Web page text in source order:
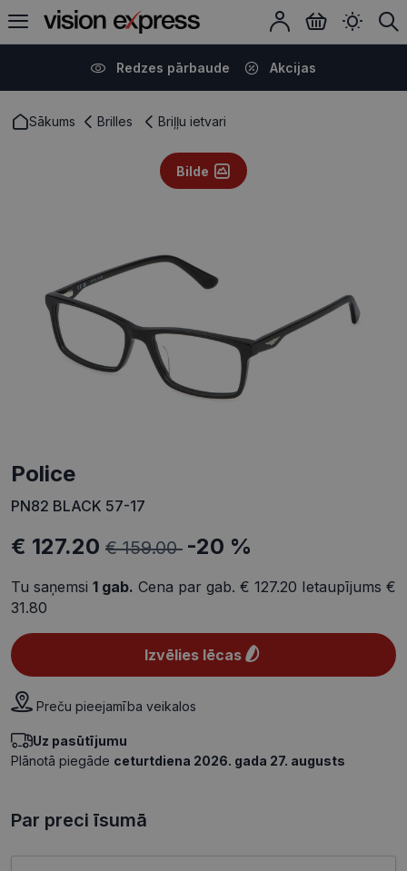
Redzes pārbaude Akcijas
Sākums Brilles Briļļu ietvari
Bilde
Police
PN82 BLACK 57-17
€ 127.20 € 159.00 -20 %
Tu saņemsi 1 gab. Cena par gab. € 127.20 Ietaupījums €
31.80
Izvēlies lēcas
Preču pieejamība veikalos
Uz pasūtījumu
Plānotā piegāde ceturtdiena 2026. gada 27. augusts
Par preci īsumā